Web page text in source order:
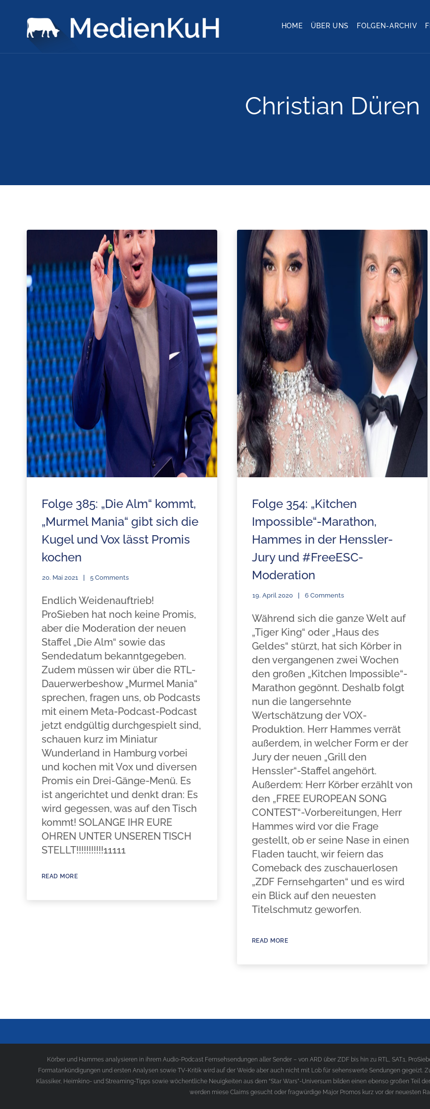
HOME ÜBER UNS FOLGEN-ARCHIV
Christian Düren
Folge 385: „Die Alm“ kommt,
„Murmel Mania“ gibt sich die
Kugel und Vox lässt Promis
kochen
20. Mai 2021 5 Comments
Endlich Weidenauftrieb!
ProSieben hat noch keine Promis,
aber die Moderation der neuen
Staffel „Die Alm“ sowie das
Sendedatum bekanntgegeben.
Zudem müssen wir über die RTL-
Dauerwerbeshow „Murmel Mania“
sprechen, fragen uns, ob Podcasts
mit einem Meta-Podcast-Podcast
jetzt endgültig durchgespielt sind,
schauen kurz im Miniatur
Wunderland in Hamburg vorbei
und kochen mit Vox und diversen
Promis ein Drei-Gänge-Menü. Es
ist angerichtet und denkt dran: Es
wird gegessen, was auf den Tisch
kommt! SOLANGE IHR EURE
OHREN UNTER UNSEREN TISCH
STELLT!!!!!!!!!!!11111
READ MORE
Folge 354: „Kitchen
Impossible“-Marathon,
Hammes in der Henssler-
Jury und #FreeESC-
Moderation
19. April 2020 6 Comments
Während sich die ganze Welt auf
„Tiger King“ oder „Haus des
Geldes“ stürzt, hat sich Körber in
den vergangenen zwei Wochen
den großen „Kitchen Impossible“-
Marathon gegönnt. Deshalb folgt
nun die langersehnte
Wertschätzung der VOX-
Produktion. Herr Hammes verrät
außerdem, in welcher Form er der
Jury der neuen „Grill den
Henssler“-Staffel angehört.
Außerdem: Herr Körber erzählt von
den „FREE EUROPEAN SONG
CONTEST“-Vorbereitungen, Herr
Hammes wird vor die Frage
gestellt, ob er seine Nase in einen
Fladen taucht, wir feiern das
Comeback des zuschauerlosen
„ZDF Fernsehgarten“ und es wird
ein Blick auf den neuesten
Titelschmutz geworfen.
READ MORE
Körber und Hammes analysieren in ihrem Audio-Podcast Fernsehsendungen aller Sender – von ARD über ZDF bis hin zu RTL, SAT.1,
Formatankündigungen und ersten Analysen sowie TV-Kritik wird auf der Weide aber auch nicht mit Lob für sehenswerte Sendungen gegeizt.
Klassiker, Heimkino- und Streaming-Tipps sowie wöchentliche Neuigkeiten aus dem “Star Wars”-Universum bilden einen ebenso großen Teil
werden miese Claims gesucht oder fragwürdige Major Promos kurz vor der neuesten